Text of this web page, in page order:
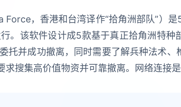
Force，香港和台湾译作“拾角洲部队”）
。该软件设计成5款基于真正拾角洲特种
托并成功撤离，同时需要了解兵种法术
求搜集高价值物资并可靠撤离。网络连接